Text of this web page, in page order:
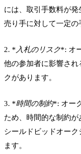
には、取引手数料が発
売り手に対して一定の
2. * 入札のリスク*: オ
他の参加者に影響さ
クがあります。
3. *時間の制約*: オー
ため、時間的な制約
シールドビッドオー
ます。